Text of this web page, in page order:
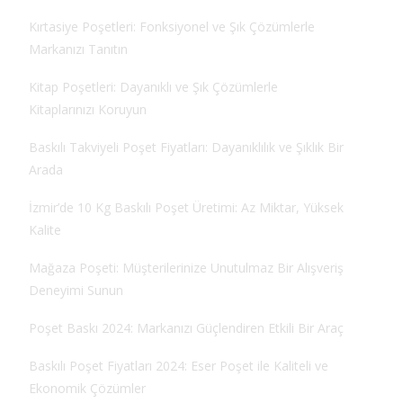
Kırtasiye Poşetleri: Fonksiyonel ve Şık Çözümlerle
Markanızı Tanıtın
Kitap Poşetleri: Dayanıklı ve Şık Çözümlerle
Kitaplarınızı Koruyun
Baskılı Takviyeli Poşet Fiyatları: Dayanıklılık ve Şıklık Bir
Arada
İzmir’de 10 Kg Baskılı Poşet Üretimi: Az Miktar, Yüksek
Kalite
Mağaza Poşeti: Müşterilerinize Unutulmaz Bir Alışveriş
Deneyimi Sunun
Poşet Baskı 2024: Markanızı Güçlendiren Etkili Bir Araç
Baskılı Poşet Fiyatları 2024: Eser Poşet ile Kaliteli ve
Ekonomik Çözümler